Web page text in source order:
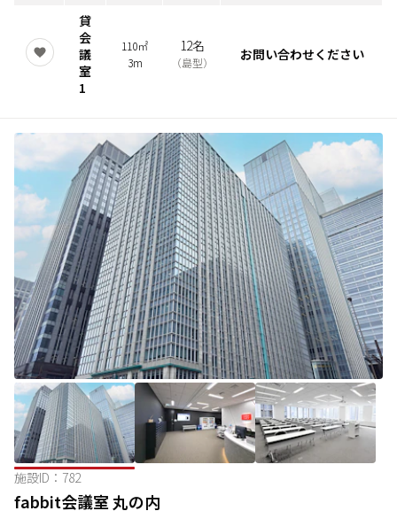
貸
会
議
室
1
110㎡
3m
12名
（島型） お問い合わせください
施設ID： 782
fabbit会議室 丸の内